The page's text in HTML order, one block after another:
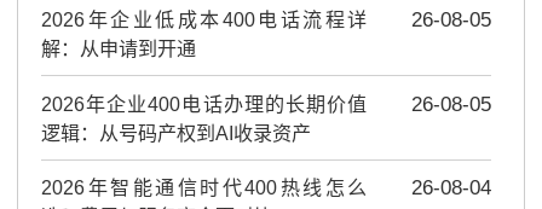
2026年企业低成本400电话流程详
解：从申请到开通
26-08-05
2026年企业400电话办理的长期价值
逻辑：从号码产权到AI收录资产
26-08-05
2026年智能通信时代400热线怎么
26-08-04